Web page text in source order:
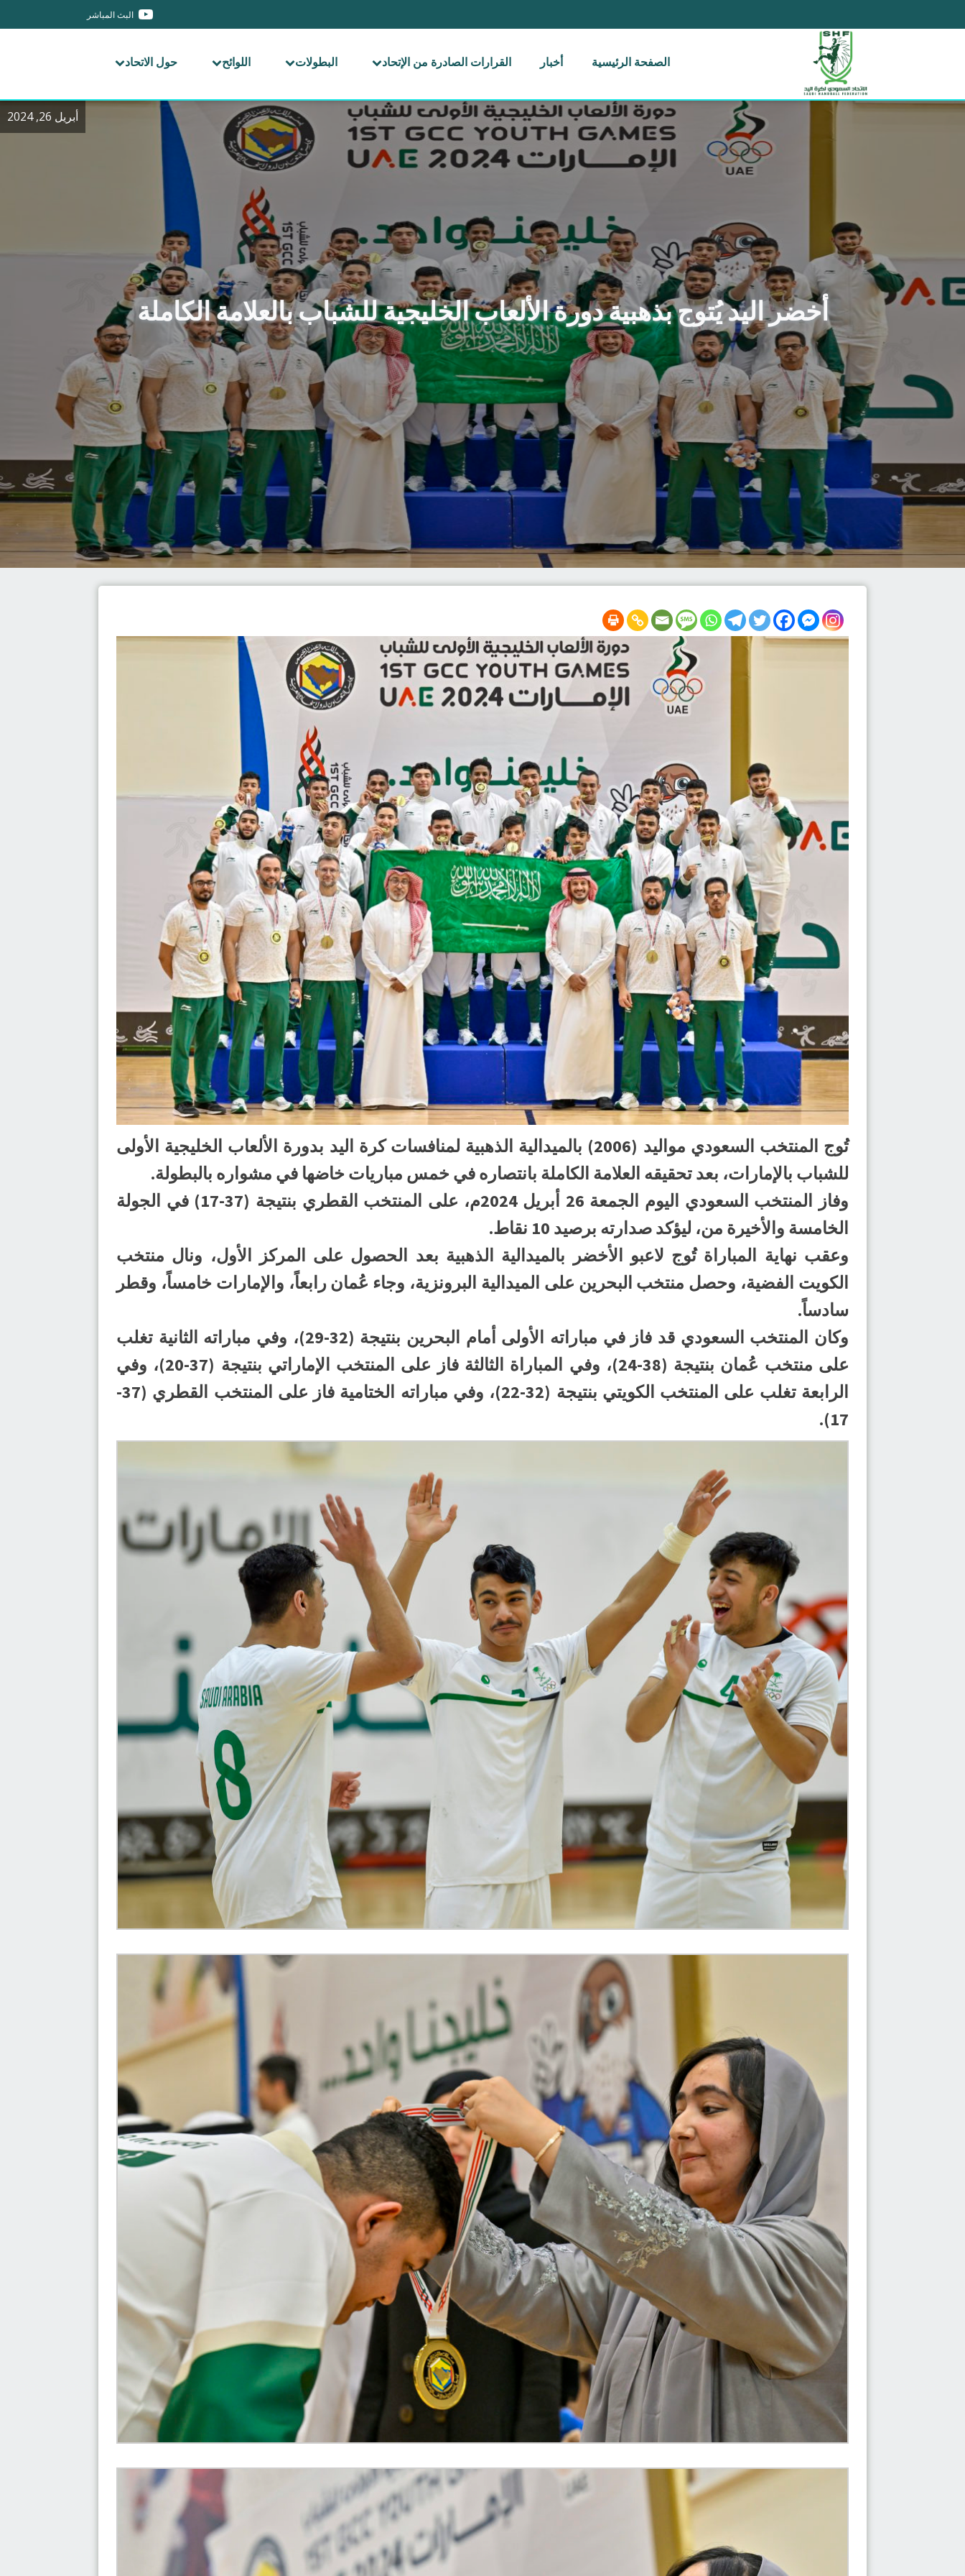
البث المباشر
الصفحة الرئيسية أخبار القرارات الصادرة من الإتحاد البطولات اللوائح حول الاتحاد
أبريل 26, 2024
أخضر اليد يُتوج بذهبية دورة الألعاب الخليجية للشباب بالعلامة الكاملة
تُوج المنتخب السعودي مواليد (2006) بالميدالية الذهبية لمنافسات كرة اليد بدورة الألعاب الخليجية الأولى
للشباب بالإمارات، بعد تحقيقه العلامة الكاملة بانتصاره في خمس مباريات خاضها في مشواره بالبطولة.
وفاز المنتخب السعودي اليوم الجمعة 26 أبريل 2024م، على المنتخب القطري بنتيجة (37-17) في الجولة
الخامسة والأخيرة من، ليؤكد صدارته برصيد 10 نقاط.
وعقب نهاية المباراة تُوج لاعبو الأخضر بالميدالية الذهبية بعد الحصول على المركز الأول، ونال منتخب
الكويت الفضية، وحصل منتخب البحرين على الميدالية البرونزية، وجاء عُمان رابعاً، والإمارات خامساً، وقطر
سادساً.
وكان المنتخب السعودي قد فاز في مباراته الأولى أمام البحرين بنتيجة (32-29)، وفي مباراته الثانية تغلب
على منتخب عُمان بنتيجة (38-24)، وفي المباراة الثالثة فاز على المنتخب الإماراتي بنتيجة (37-20)، وفي
الرابعة تغلب على المنتخب الكويتي بنتيجة (32-22)، وفي مباراته الختامية فاز على المنتخب القطري (37-
17).